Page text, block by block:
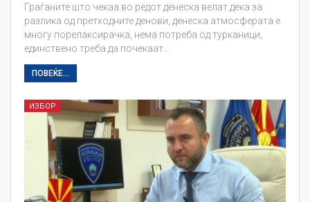
Граѓаните што чекаа во редот денеска велат дека за
разлика од претходните денови, денеска атмосферата е
многу порелаксирачка, нема потреба од турканици,
единствено треба да почекаат…
ПОВЕЌЕ...
ИЗБОР